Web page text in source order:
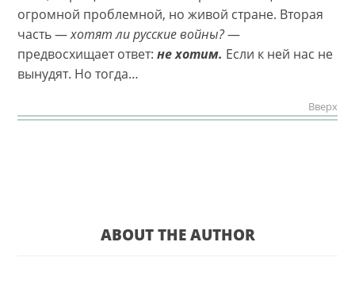
огромной проблемной, но живой стране. Вторая
часть —хотят ли русские войны?—
предвосхищает ответ:не хотим. Если к ней нас не
вынудят. Но тогда…
Вверх
ABOUT THE AUTHOR